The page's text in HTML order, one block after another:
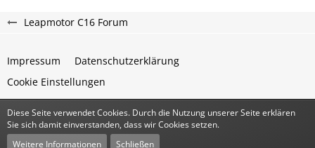
Leapmotor C16 Forum
Impressum
Datenschutzerklärung
Cookie Einstellungen
Community-Software:WoltLab Suite™
Stil:Classicvon
Diese Seite verwendet Cookies. Durch die Nutzung unserer Seite erklären
Sie sich damit einverstanden, dass wir Cookies setzen.
Weitere Informationen
Schließen